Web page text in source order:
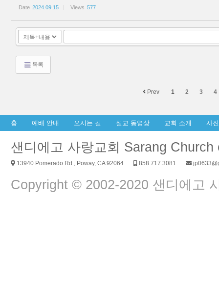
Date 2024.09.15 Views 577
목록
Prev 1 2 3 4
홈 예배 안내 오시는 길 설교 동영상 교회 소개 사
샌디에고 사랑교회 Sarang Church
13940 Pomerado Rd., Poway, CA 92064 858.717.3081
Copyright © 2002-2020 샌디에고